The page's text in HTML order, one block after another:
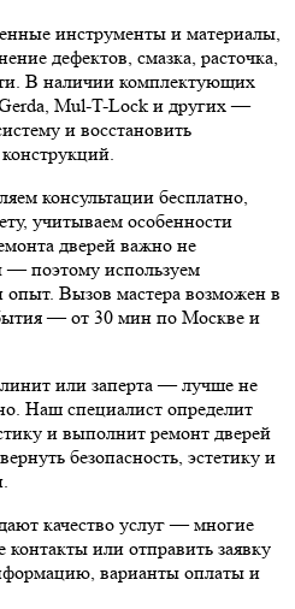
инструменты и материалы,
дефектов, смазка, расточка,
В наличии комплектующих
Mul-T-Lock и других —
и восстановить
консультации бесплатно,
учитываем особенности
дверей важно не
— поэтому используем
Вызов мастера возможен в
— от 30 мин по Москве и
или заперта — лучше не
Наш специалист определит
и выполнит ремонт дверей
безопасность, эстетику и
качество услуг — многие
контакты или отправить заявку
варианты оплаты и